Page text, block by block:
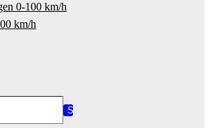
0-100 km/h
km/h